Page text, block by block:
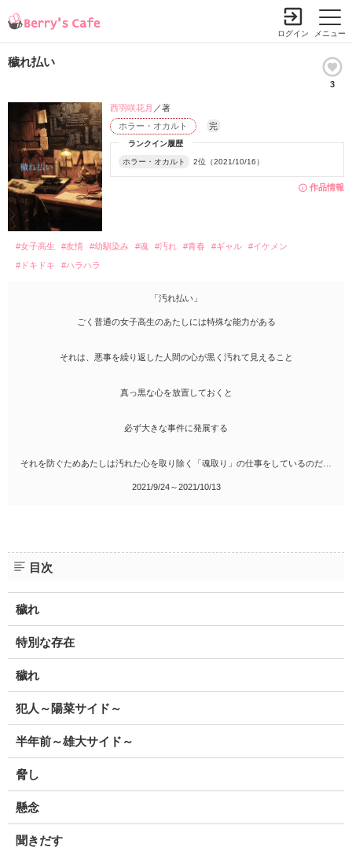
メニュー
ログイン
穢れ払い
3
作品情報
ランクイン履歴
ホラー・オカルト 2位（2021/10/16）
ホラー・オカルト 完
西羽咲花月 ／著
#女子高生 #友情 #幼馴染み #魂 #汚れ #青春 #ギャル
#イケメン
#ドキドキ
#ハラハラ
「汚れ払い」
ごく普通の女子高生のあたしには特殊な能力がある
それは、悪事を繰り返した人間の心が黒く汚れて見えること
真っ黒な心を放置しておくと
必ず大きな事件に発展する
それを防ぐためあたしは汚れた心を取り除く「魂取り」の仕事をしているのだ…
2021/9/24～2021/10/13
目次
穢れ
特別な存在
穢れ
犯人～陽菜サイド～
半年前～雄大サイド～
脅し
懸念
聞きだす